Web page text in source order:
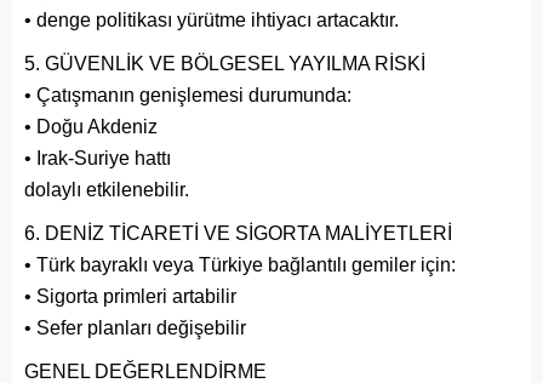
• denge politikası yürütme ihtiyacı artacaktır.
GÜVENLİK VE BÖLGESEL YAYILMA RİSKİ
• Çatışmanın genişlemesi durumunda:
• Doğu Akdeniz
• Irak-Suriye hattı
dolaylı etkilenebilir.
DENİZ TİCARETİ VE SİGORTA MALİYETLERİ
• Türk bayraklı veya Türkiye bağlantılı gemiler için:
• Sigorta primleri artabilir
• Sefer planları değişebilir
GENEL DEĞERLENDİRME